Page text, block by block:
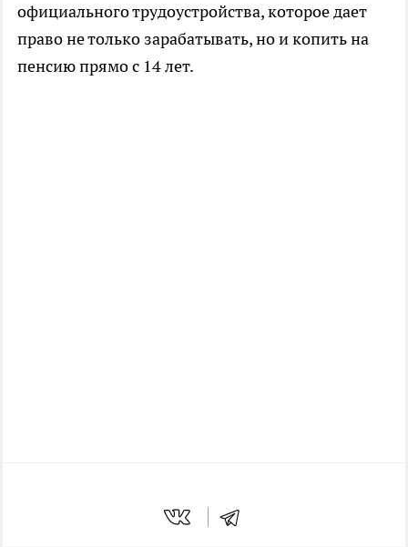
официального трудоустройства, которое дает
право не только зарабатывать, но и копить на
пенсию прямо с 14 лет.